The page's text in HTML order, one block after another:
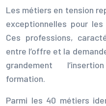
Les métiers en tension
exceptionnelles pour
Ces professions,
entre l’offre et la
grandement
formation.
Parmi les 40 métiers